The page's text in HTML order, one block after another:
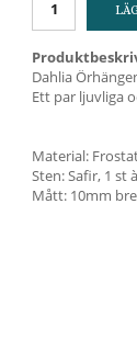
Dahlia
Ett par ljuvliga
Material:
Sten: Safir, 1 st
Mått: 10mm